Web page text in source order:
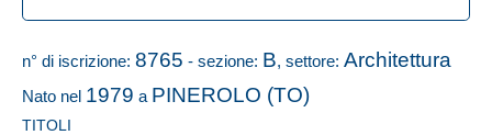
n° di iscrizione: 8765 - sezione: B, settore: Architettura
Nato nel 1979 a PINEROLO (TO)
TITOLI